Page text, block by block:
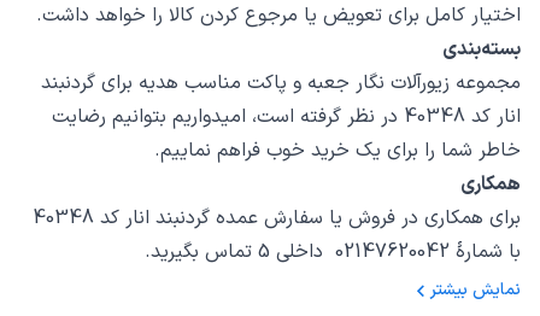
اختیار کامل برای تعویض یا مرجوع کردن کالا را خواهد داشت.
بسته‌بندی
مجموعه زیورآلات نگار جعبه و پاکت مناسب هدیه برای گردنبند
انار کد 40348 در نظر گرفته است، امیدواریم بتوانیم رضایت
خاطر شما را برای یک خرید خوب فراهم نماییم.
همکاری
برای همکاری در فروش یا سفارش عمده گردنبند انار کد 40348
با شمارهٔ 02147620042 داخلی 5 تماس بگیرید.
نمایش بیشتر